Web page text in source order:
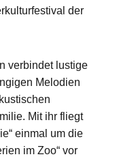
der
verbindet lustige
Melodien
Mit ihr fliegt
einmal um die
im Zoo“ vor